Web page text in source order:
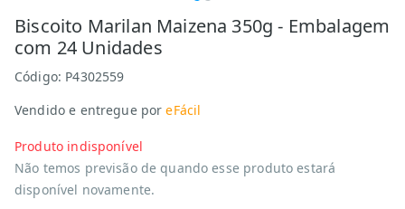
Biscoito Marilan Maizena 350g - Embalagem
com 24 Unidades
Código: P4302559
Vendido e entregue por eFácil
Produto indisponível
Não temos previsão de quando esse produto estará
disponível novamente.